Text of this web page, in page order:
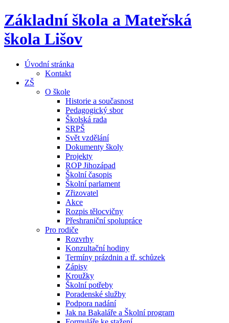
Základní škola a Mateřská
škola Lišov
Úvodní stránka
Kontakt
ZŠ
O škole
Historie a současnost
Pedagogický sbor
Školská rada
SRPŠ
Svět vzdělání
Dokumenty školy
Projekty
ROP Jihozápad
Školní časopis
Školní parlament
Zřizovatel
Akce
Rozpis tělocvičny
Přeshraniční spolupráce
Pro rodiče
Rozvrhy
Konzultační hodiny
Termíny prázdnin a tř. schůzek
Zápisy
Kroužky
Školní potřeby
Poradenské služby
Podpora nadání
Jak na Bakaláře a Školní program